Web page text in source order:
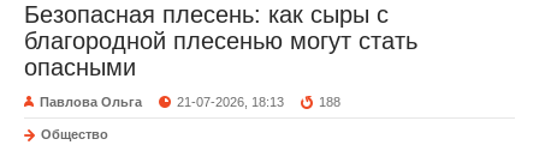
Безопасная плесень: как сыры с
благородной плесенью могут стать
опасными
Павлова Ольга 21-07-2026, 18:13 188
Общество